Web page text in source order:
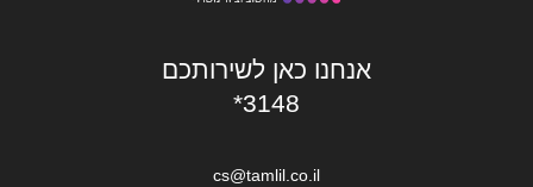
אנחנו כאן לשירותכם
*3148
cs@tamlil.co.il